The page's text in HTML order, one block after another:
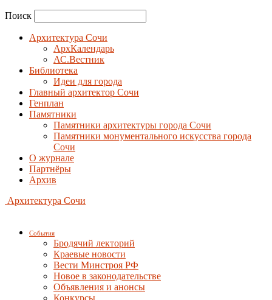
Поиск
Архитектура Сочи
АрхКалендарь
АС.Вестник
Библиотека
Идеи для города
Главный архитектор Сочи
Генплан
Памятники
Памятники архитектуры города Сочи
Памятники монументального искусства города
Сочи
О журнале
Партнёры
Архив
Архитектура Сочи
События
Бродячий лекторий
Краевые новости
Вести Минстроя РФ
Новое в законодательстве
Объявления и анонсы
Конкурсы